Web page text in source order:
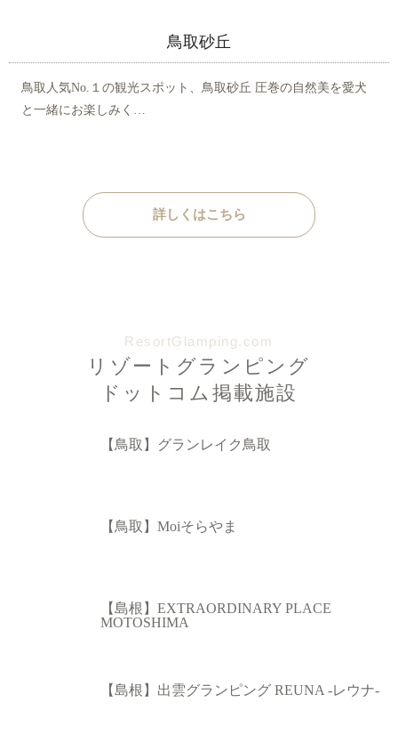
鳥取砂丘
鳥取人気No.１の観光スポット、鳥取砂丘 圧巻の自然美を愛犬
と一緒にお楽しみく…
詳しくはこちら
ResortGlamping.com
リゾートグランピング
ドットコム掲載施設
【鳥取】グランレイク鳥取
【鳥取】Moiそらやま
【島根】EXTRAORDINARY PLACE
MOTOSHIMA
【島根】出雲グランピング REUNA -レウナ-